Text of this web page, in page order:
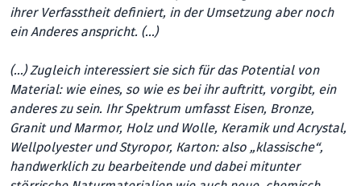
ihrer Verfasstheit definiert, in der Umsetzung aber noch
ein Anderes anspricht. (…)
(…) Zugleich interessiert sie sich für das Potential von
Material: wie eines, so wie es bei ihr auftritt, vorgibt, ein
anderes zu sein. Ihr Spektrum umfasst Eisen, Bronze,
Granit und Marmor, Holz und Wolle, Keramik und Acrystal,
Wellpolyester und Styropor, Karton: also „klassische“,
handwerklich zu bearbeitende und dabei mitunter